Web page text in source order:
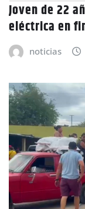
Joven de 22
eléctrica en
noticias